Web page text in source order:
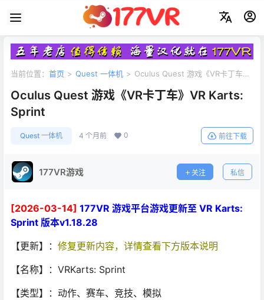
当前位置： 首页 > Quest 一体机 > Oculus Quest 游戏《VR卡丁车》
Oculus Quest 游戏《VR卡丁车》VR Karts:
Sprint
Quest 一体机 4 个月前 0 前往下载
177VR游戏 关注 私信
[2026-03-14] 177VR 游戏平台游戏更新至 VR Karts:
Sprint 版本v1.18.28
【更新】： 修复更新内容，详情查看下方版本说明
【名称】：VRKarts: Sprint
【类型】：动作、赛车、竞技、模拟